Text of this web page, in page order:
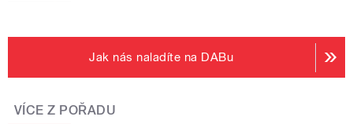
Jak nás naladíte na DABu
VÍCE Z POŘADU